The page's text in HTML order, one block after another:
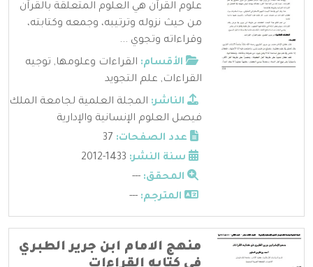
علوم القرآن هي العلوم المتعلقة بالقرآن
من حيث نزوله وترتيبه، وجمعه وكتابته،
وقراءاته وتجوي ...
الأقسام: القراءات وعلومها, توجيه
القراءات, علم التجويد
الناشر: المجلة العلمية لجامعة الملك
فيصل العلوم الإنسانية والإدارية
عدد الصفحات:
سنة النشر:
المحقق: ---
المترجم: ---
منهج الامام ابن جرير الطبري
في كتابه القراءات